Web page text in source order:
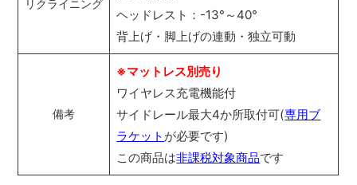
リクライニング
ヘッドレスト：-13°～40°
背上げ・脚上げの連動・独立可動
備考
※マットレス別売り
ワイヤレス充電機能付
サイドレール最大4か所取付可(専用ブ
ラケット が必要です)
この商品は非課税対象商品です